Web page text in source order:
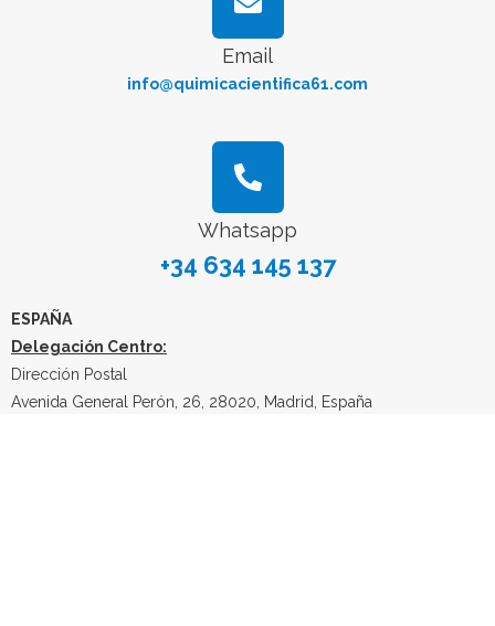
Email
info@quimicacientifica61.com
Whatsapp
+34 634 145 137
ESPAÑA
Delegación Centro:
Dirección Postal
Avenida General Perón, 26, 28020, Madrid, España